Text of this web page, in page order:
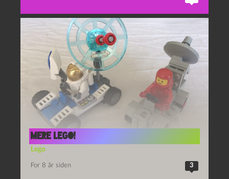
Mere lego!
Lego
For 8 år siden 3